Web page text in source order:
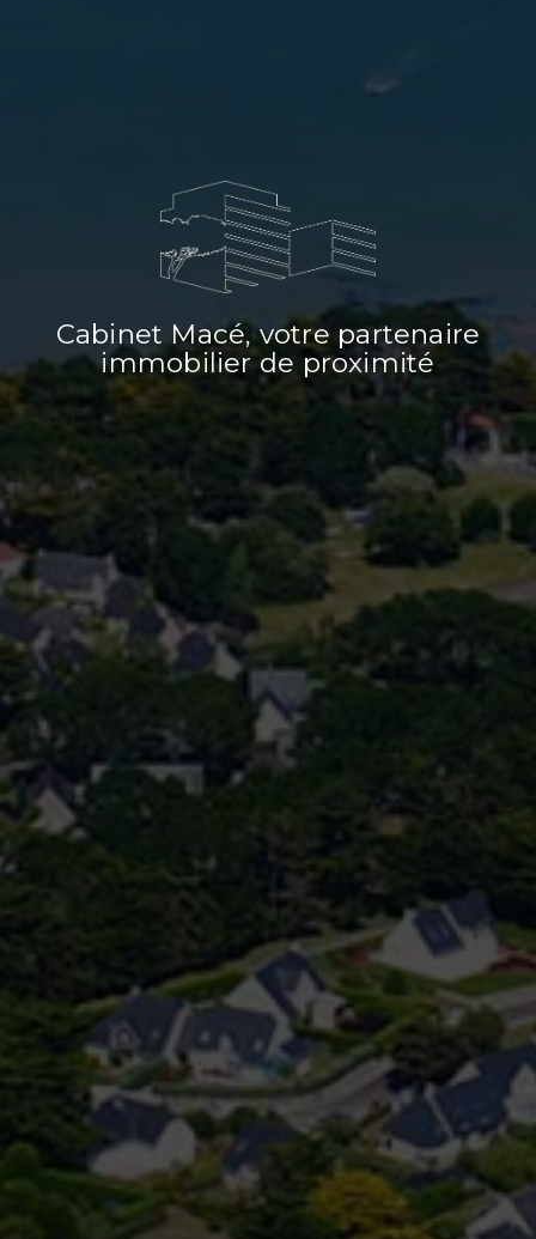
Cabinet Macé, votre partenaire
immobilier de proximité